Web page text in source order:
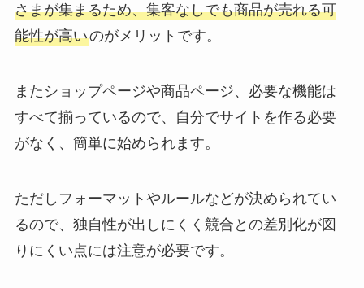
さまが集まるため、集客なしでも商品が売れる可
能性が高いのがメリットです。
またショップページや商品ページ、必要な機能は
すべて揃っているので、自分でサイトを作る必要
がなく、簡単に始められます。
ただしフォーマットやルールなどが決められてい
るので、独自性が出しにくく競合との差別化が図
りにくい点には注意が必要です。